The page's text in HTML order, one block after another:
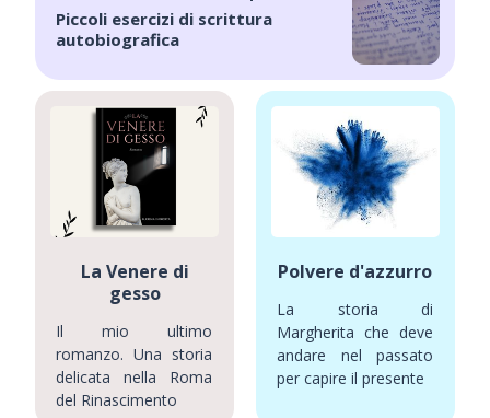
Piccoli esercizi di scrittura
autobiografica
La Venere di
gesso
Il mio ultimo
romanzo. Una storia
delicata nella Roma
del Rinascimento
Polvere d'azzurro
La storia di
Margherita che deve
andare nel passato
per capire il presente